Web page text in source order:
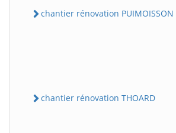
chantier rénovation PUIMOISSON
chantier rénovation THOARD